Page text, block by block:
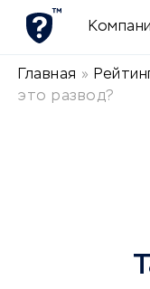
Главная »
это развод?